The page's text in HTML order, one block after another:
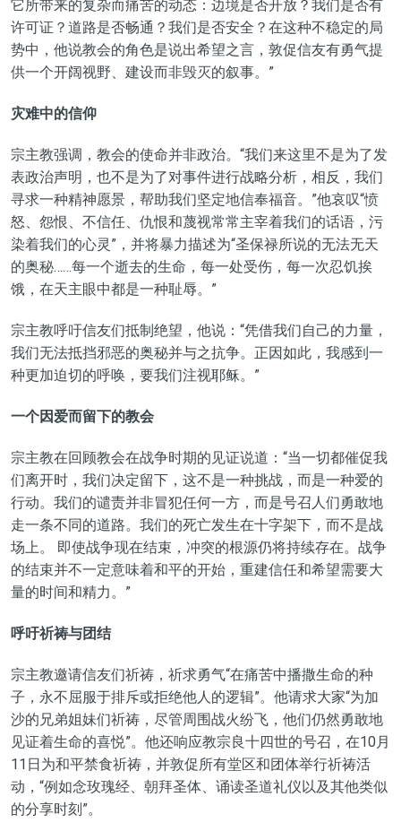
它所带来的复杂而痛苦的动态：边境是否开放？我们是否有
许可证？道路是否畅通？我们是否安全？在这种不稳定的局
势中，他说教会的角色是说出希望之言，敦促信友有勇气提
供一个开阔视野、建设而非毁灭的叙事。”
灾难中的信仰
宗主教强调，教会的使命并非政治。“我们来这里不是为了发
表政治声明，也不是为了对事件进行战略分析，相反，我们
寻求一种精神愿景，帮助我们坚定地信奉福音。”他哀叹“愤
怒、怨恨、不信任、仇恨和蔑视常常主宰着我们的话语，污
染着我们的心灵”，并将暴力描述为“圣保禄所说的无法无天
的奥秘……每一个逝去的生命，每一处受伤，每一次忍饥挨
饿，在天主眼中都是一种耻辱。”
宗主教呼吁信友们抵制绝望，他说：“凭借我们自己的力量，
我们无法抵挡邪恶的奥秘并与之抗争。正因如此，我感到一
种更加迫切的呼唤，要我们注视耶稣。”
一个因爱而留下的教会
宗主教在回顾教会在战争时期的见证说道：“当一切都催促我
们离开时，我们决定留下，这不是一种挑战，而是一种爱的
行动。我们的谴责并非冒犯任何一方，而是号召人们勇敢地
走一条不同的道路。我们的死亡发生在十字架下，而不是战
场上。 即使战争现在结束，冲突的根源仍将持续存在。战争
的结束并不一定意味着和平的开始，重建信任和希望需要大
量的时间和精力。”
呼吁祈祷与团结
宗主教邀请信友们祈祷，祈求勇气“在痛苦中播撒生命的种
子，永不屈服于排斥或拒绝他人的逻辑”。他请求大家“为加
沙的兄弟姐妹们祈祷，尽管周围战火纷飞，他们仍然勇敢地
见证着生命的喜悦”。他还响应教宗良十四世的号召，在10月
11日为和平禁食祈祷，并敦促所有堂区和团体举行祈祷活
动，“例如念玫瑰经、朝拜圣体、诵读圣道礼仪以及其他类似
的分享时刻”。